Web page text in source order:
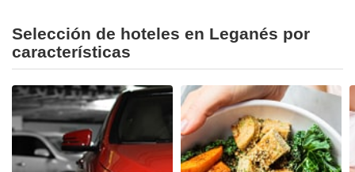
Selección de hoteles en Leganés por
características